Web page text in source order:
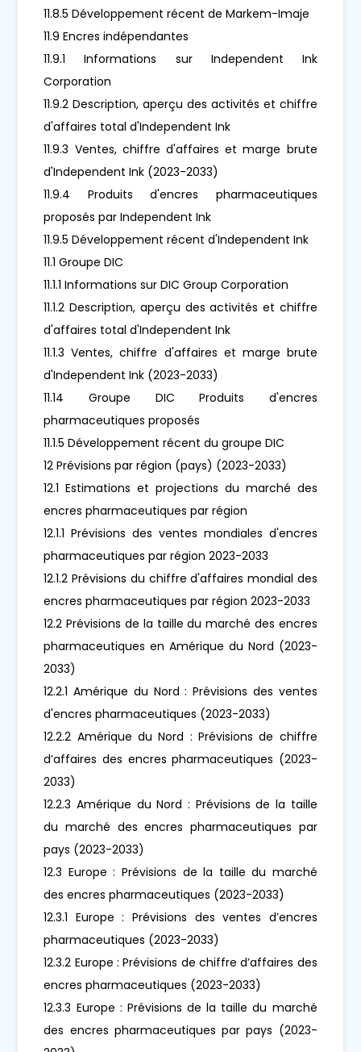
11.8.5 Développement récent de Markem-Imaje
11.9 Encres indépendantes
11.9.1 Informations sur Independent Ink
Corporation
11.9.2 Description, aperçu des activités et chiffre
d'affaires total d'Independent Ink
11.9.3 Ventes, chiffre d'affaires et marge brute
d'Independent Ink (2023-2033)
11.9.4 Produits d'encres pharmaceutiques
proposés par Independent Ink
11.9.5 Développement récent d'Independent Ink
11.1 Groupe DIC
11.1.1 Informations sur DIC Group Corporation
11.1.2 Description, aperçu des activités et chiffre
d'affaires total d'Independent Ink
11.1.3 Ventes, chiffre d'affaires et marge brute
d'Independent Ink (2023-2033)
11.14 Groupe DIC Produits d'encres
pharmaceutiques proposés
11.1.5 Développement récent du groupe DIC
12 Prévisions par région (pays) (2023-2033)
12.1 Estimations et projections du marché des
encres pharmaceutiques par région
12.1.1 Prévisions des ventes mondiales d'encres
pharmaceutiques par région 2023-2033
12.1.2 Prévisions du chiffre d'affaires mondial des
encres pharmaceutiques par région 2023-2033
12.2 Prévisions de la taille du marché des encres
pharmaceutiques en Amérique du Nord (2023-
2033)
12.2.1 Amérique du Nord : Prévisions des ventes
d'encres pharmaceutiques (2023-2033)
12.2.2 Amérique du Nord : Prévisions de chiffre
d’affaires des encres pharmaceutiques (2023-
2033)
12.2.3 Amérique du Nord : Prévisions de la taille
du marché des encres pharmaceutiques par
pays (2023-2033)
12.3 Europe : Prévisions de la taille du marché
des encres pharmaceutiques (2023-2033)
12.3.1 Europe : Prévisions des ventes d’encres
pharmaceutiques (2023-2033)
12.3.2 Europe : Prévisions de chiffre d’affaires des
encres pharmaceutiques (2023-2033)
12.3.3 Europe : Prévisions de la taille du marché
des encres pharmaceutiques par pays (2023-